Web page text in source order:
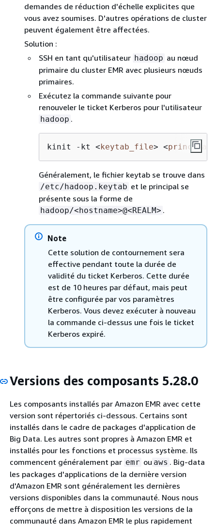
demandes de réduction d'échelle explicites que
vous avez soumises. D'autres opérations de cluster
peuvent également être affectées.
Solution :
SSH en tant qu'utilisateur hadoop au nœud
primaire du cluster EMR avec plusieurs nœuds
primaires.
Exécutez la commande suivante pour
renouveler le ticket Kerberos pour l'utilisateur
hadoop .
kinit -kt <keytab_file> <principal
Généralement, le fichier keytab se trouve dans
/etc/hadoop.keytab et le principal se
présente sous la forme de
hadoop/<hostname>@<REALM> .
Note
Cette solution de contournement sera
effective pendant toute la durée de
validité du ticket Kerberos. Cette durée
est de 10 heures par défaut, mais peut
être configurée par vos paramètres
Kerberos. Vous devez exécuter à nouveau
la commande ci-dessus une fois le ticket
Kerberos expiré.
Versions des composants 5.28.0
Les composants installés par Amazon EMR avec cette
version sont répertoriés ci-dessous. Certains sont
installés dans le cadre de packages d'application de
Big Data. Les autres sont propres à Amazon EMR et
installés pour les fonctions et processus système. Ils
commencent généralement par emr ou aws . Big-data
les packages d'applications de la dernière version
d'Amazon EMR sont généralement les dernières
versions disponibles dans la communauté. Nous nous
efforçons de mettre à disposition les versions de la
communauté dans Amazon EMR le plus rapidement